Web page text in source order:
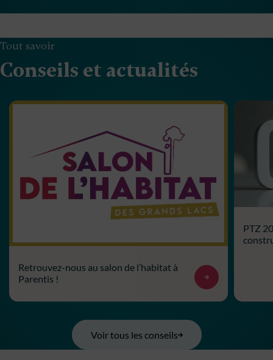
Tout savoir
Conseils et actualités
Retrouvez-nous au salon de l’habitat à
Parentis !
PTZ
Voir tous les conseils